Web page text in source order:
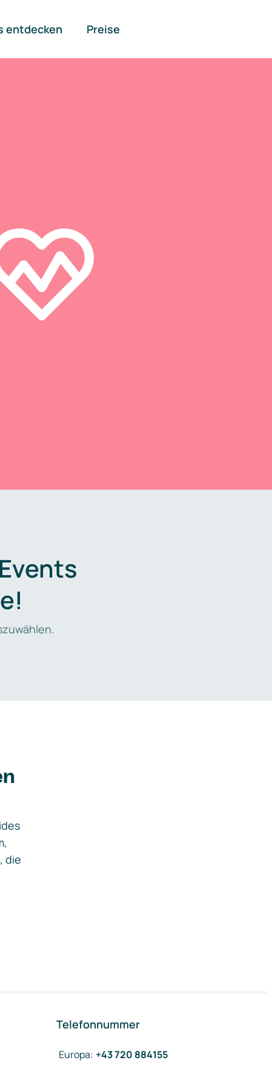
entdecken Preise
die
Telefonnummer
Europa: +43 720 884155